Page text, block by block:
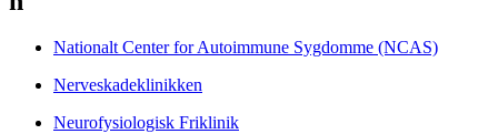
Nationalt Center for Autoimmune Sygdomme (NCAS)
Nerveskadeklinikken
Neurofysiologisk Friklinik